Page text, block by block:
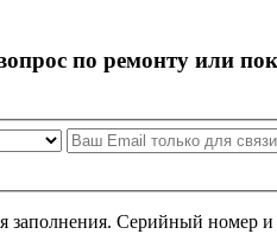
по ремонту или
заполнения. Серийный номер